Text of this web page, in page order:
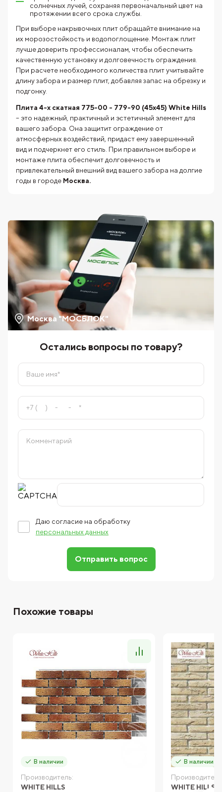
солнечных лучей, сохраняя первоначальный цвет на
протяжении всего срока службы.
При выборе накрывочных плит обращайте внимание на
их морозостойкость и водопоглощение. Монтаж плит
лучше доверить профессионалам, чтобы обеспечить
качественную установку и долговечность ограждения.
При расчете необходимого количества плит учитывайте
длину забора и размер плит, добавляя запас на обрезку и
подгонку.
Плита 4-х скатная 775-00 - 779-90 (45x45) White Hills
– это надежный, практичный и эстетичный элемент для
вашего забора. Она защитит ограждение от
атмосферных воздействий, придаст ему завершенный
вид и подчеркнет его стиль. При правильном выборе и
монтаже плита обеспечит долговечность и
привлекательный внешний вид вашего забора на долгие
годы в городе Москва.
Москва "МОСБЛОК"
Остались вопросы по товару?
Даю согласие на обработку
персональных данных
Отправить вопрос
Похожие товары
В наличии
Производитель:
WHITE HILLS
В наличии
WHITE HILLS